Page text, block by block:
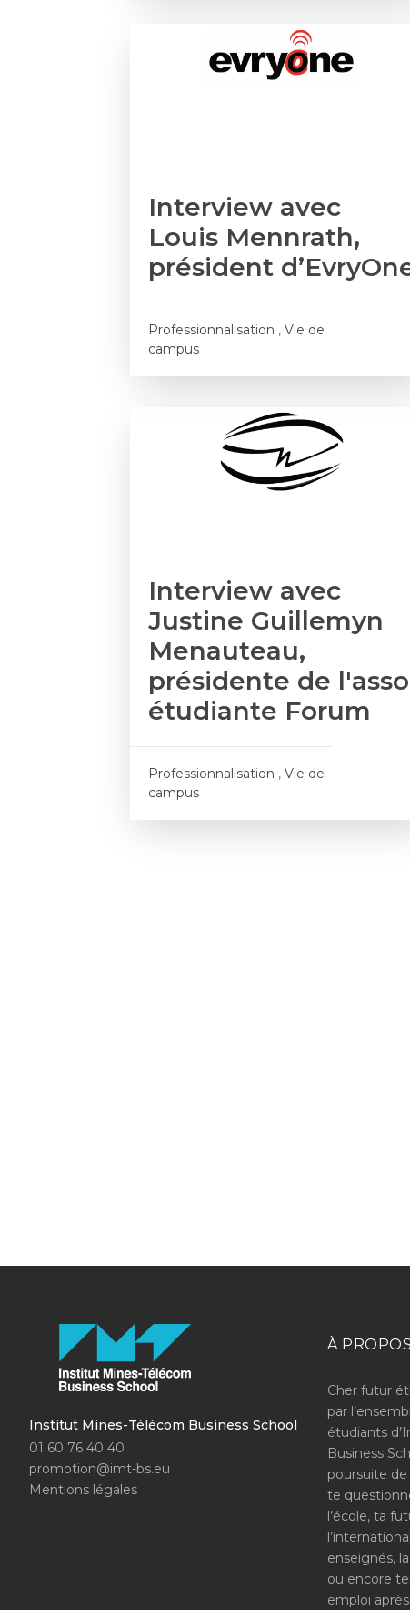
Interview avec
Louis Mennrath,
président
Professionnalisation , Vie de
campus
Interview avec
Justine Guillemyn
Menauteau,
présidente de l'asso
étudiante Forum
Professionnalisation , Vie de
campus
Institut Mines-Télécom Business School
01 60 76 40 40
promotion@imt-bs.eu
Mentions légales
À PROPOS
Cher futur
par
étudiants
Business
poursuite
te
l’école, ta
enseignés,
ou encore
emploi